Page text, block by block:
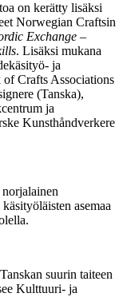
on kerätty lisäksi
Norwegian Craftsin
Exchange –
. Lisäksi mukana
ja
Crafts Associations
(Tanska),
ja
Kunsthåndverkere
asemaa
suurin taiteen
Kulttuuri- ja